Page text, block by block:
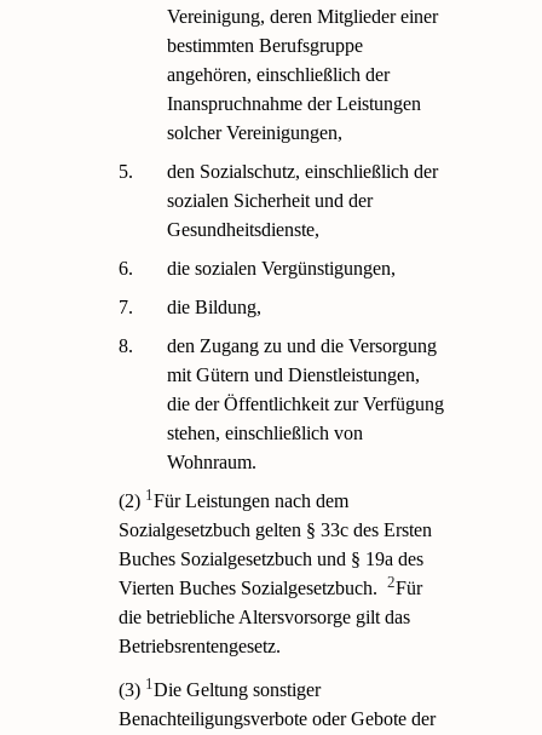
Vereinigung, deren Mitglieder einer
bestimmten Berufsgruppe
angehören, einschließlich der
Inanspruchnahme der Leistungen
solcher Vereinigungen,
5.
den Sozialschutz, einschließlich der
sozialen Sicherheit und der
Gesundheitsdienste,
6.
die sozialen Vergünstigungen,
7.
die Bildung,
8.
den Zugang zu und die Versorgung
mit Gütern und Dienstleistungen,
die der Öffentlichkeit zur Verfügung
stehen, einschließlich von
Wohnraum.
(2) 1Für Leistungen nach dem
Sozialgesetzbuch gelten § 33c des Ersten
Buches Sozialgesetzbuch und § 19a des
Vierten Buches Sozialgesetzbuch.
2Für
die betriebliche Altersvorsorge gilt das
Betriebsrentengesetz.
(3) 1Die Geltung sonstiger
Benachteiligungsverbote oder Gebote der